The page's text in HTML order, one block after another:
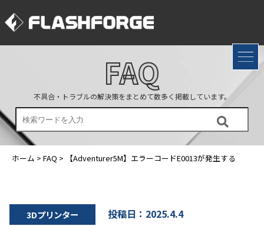
FAQ
不具合・トラブルの解決策をまとめて数多く掲載しています。
ホーム > FAQ > 【Adventurer5M】エラーコードE0013が発生する
3Dプリンター
投稿日：2025.4.4